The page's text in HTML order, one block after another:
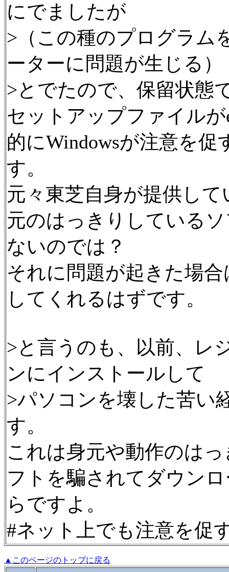
にでましたが
>（この種のプログラム
ーターに問題が生じる）
>とでたので、保留状態
セットアップファイル
的にWindowsが注意を
す。
元々東芝自身が提供し
元のはっきりしている
ないのでは？
それに問題が起きた場
してくれるはずです。
>と言うのも、以前、レ
ンにインストールして
>パソコンを壊した苦い
す。
これは身元や動作のは
フトを騙されてダウン
らですよ。
#ネット上でも注意を促
▲このページのトップに戻る